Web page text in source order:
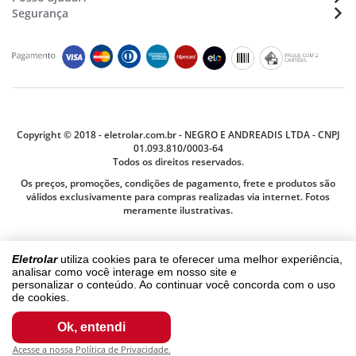
Eletrolarutiliza cookies para te oferecer uma melhor experiência,
analisar como você interage em nosso site e
personalizar o conteúdo. Ao continuar você concorda com o uso
de cookies.
Ok, entendi
Acesse a nossa Política de Privacidade.
E-mail: sac@eletrolar.com.br
Nossas lojas - Trabalhe conosco
Formas de pagamento
Montagens de móveis
Segurança e Privacidade
Termos e Condições
Termos de Compra e Venda
Assistência Técnica
Compras e Pagamentos
Montagem e Instalação
Trocas ou Devoluções
Segurança
Copyright © 2018 - eletrolar.com.br - NEGRO E ANDREADIS LTDA - CNPJ
01.093.810/0003-64
Todos os direitos reservados.
Os preços, promoções, condições de pagamento, frete e produtos são
válidos exclusivamente para compras realizadas via internet. Fotos
meramente ilustrativas.